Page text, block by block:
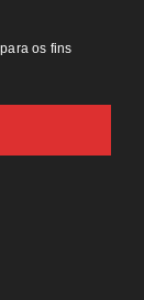
os fins